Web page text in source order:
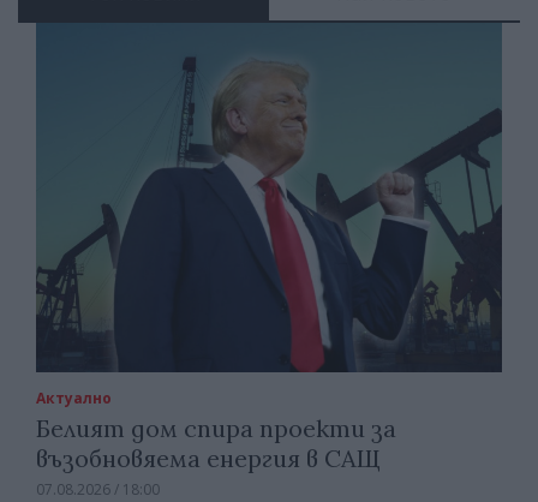
Актуално
Белият дом спира проекти за
възобновяема енергия в САЩ
07.08.2026 / 18:00